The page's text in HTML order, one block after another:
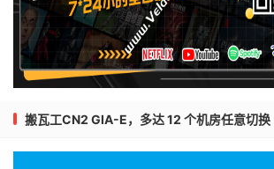
搬瓦工CN2 GIA-E，多达 12 个机房任意切换